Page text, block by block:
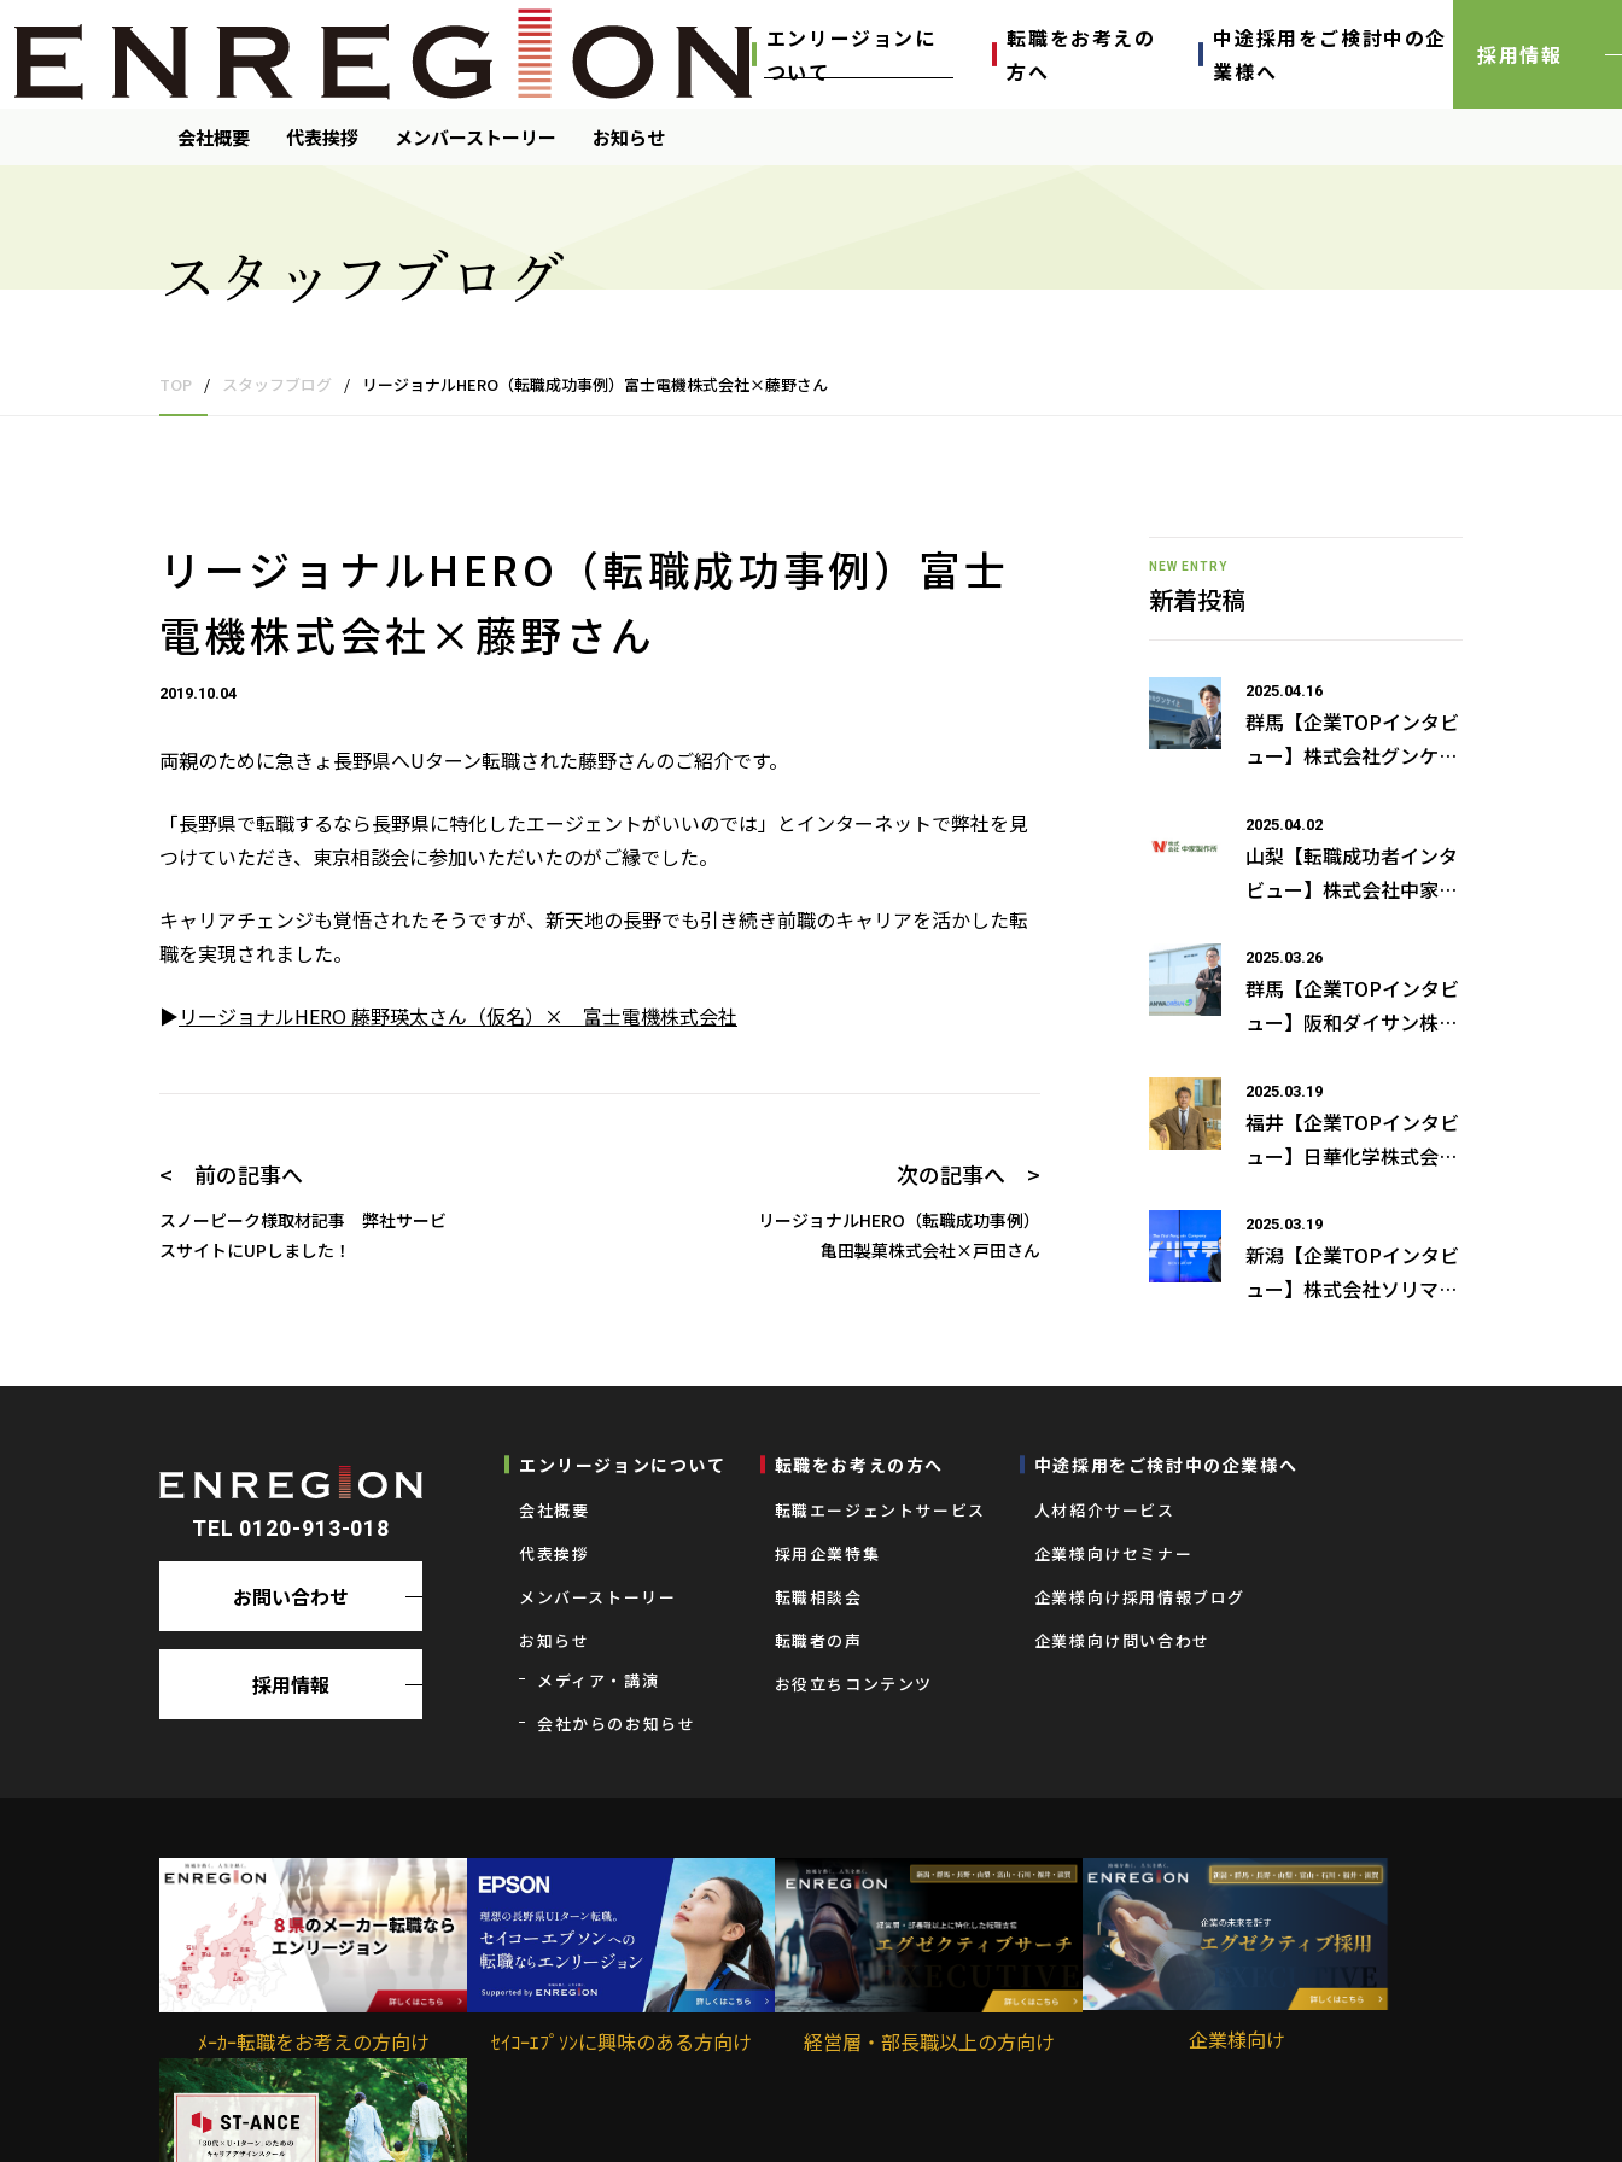
エンリージョンに
ついて
会社概要 代表挨拶 メンバーストーリー お知らせ
転職をお考えの
⽅へ
中途採用をご検討中の企
業様へ
採用情報
スタッフブログ
TOP / スタッフブログ / リージョナルHERO（転職成功事例）富士電機株式会社×藤野さん
リージョナルHERO（転職成功事例）富士
電機株式会社×藤野さん
2019.10.04
両親のために急きょ長野県へUターン転職された藤野さんのご紹介です。
「長野県で転職するなら長野県に特化したエージェントがいいのでは」とインターネットで弊社を見
つけていただき、東京相談会に参加いただいたのがご縁でした。
キャリアチェンジも覚悟されたそうですが、新天地の長野でも引き続き前職のキャリアを活かした転
職を実現されました。
▶リージョナルHERO 藤野瑛太さん（仮名）× 富士電機株式会社
< 前の記事へ
スノーピーク様取材記事 弊社サービ
スサイトにUPしました！
次の記事へ >
リージョナルHERO（転職成功事例）
亀田製菓株式会社×戸田さん
NEW ENTRY
新着投稿
2025.04.16
群馬【企業TOPインタビ
ュー】株式会社グンケイ
の取材記事が公開になり
ました
2025.04.02
山梨【転職成功者インタ
ビュー】株式会社中家製
名）
2025.03.26
群馬【企業TOPインタビ
ュー】阪和ダイサン株式
本 大吾様の取材記事が公
開になりました
2025.03.19
福井【企業TOPインタビ
ュー】日華化学株式会社
本部長 佐谷 義寛様の取
材記事が公開になりまし
た
2025.03.19
新潟【企業TOPインタビ
ュー】株式会社ソリマチ
開になりました
TEL 0120-913-018
お問い合わせ
採用情報
エンリージョンについて
会社概要
代表挨拶
メンバーストーリー
お知らせ
メディア・講演
会社からのお知らせ
転職をお考えの⽅へ
転職エージェントサービス
採用企業特集
転職相談会
転職者の声
お役立ちコンテンツ
中途採用をご検討中の企業様へ
⼈材紹介サービス
企業様向けセミナー
企業様向け採用情報ブログ
企業様向け問い合わせ
ﾒｰｶｰ転職をお考えの方向け ｾｲｺｰｴﾌﾟｿﾝに興味のある方向け 経営層・部長職以上の方向け 企業様向け